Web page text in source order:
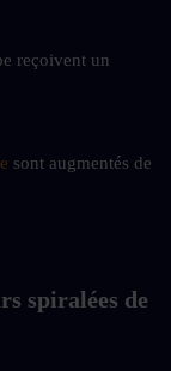
spiralées de